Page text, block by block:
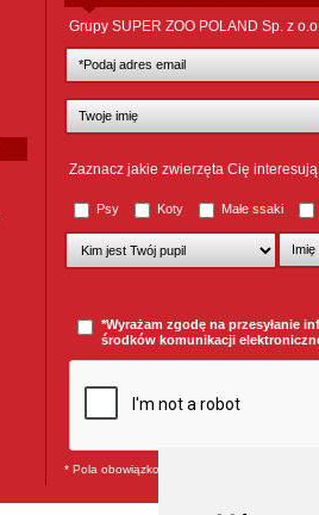
Grupy SUPER ZOO POLAND Sp. z
Zaznacz jakie zwierzęta Cię interesują
Psy Koty Małe ssaki
*Wyrażam zgodę na przesyłanie
środków komunikacji
* Pola obowiązkowe